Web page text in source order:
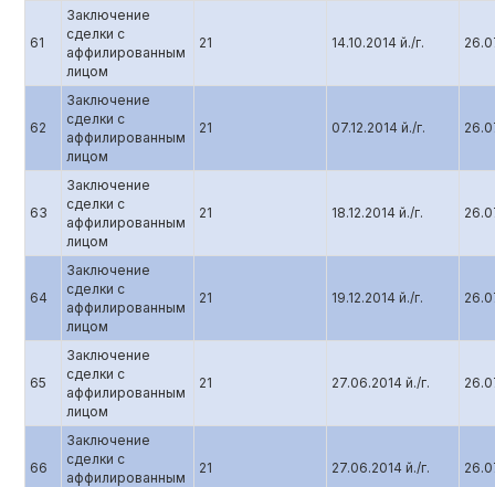
61
Заключение
сделки с
аффилированным
лицом
21 14.10.2014 й./г.
62
Заключение
сделки с
аффилированным
лицом
21 07.12.2014 й./г.
63
Заключение
сделки с
аффилированным
лицом
21 18.12.2014 й./г.
64
Заключение
сделки с
аффилированным
лицом
21 19.12.2014 й./г.
65
Заключение
сделки с
аффилированным
лицом
21 27.06.2014 й./г.
66
Заключение
сделки с
аффилированным
21 27.06.2014 й./г.